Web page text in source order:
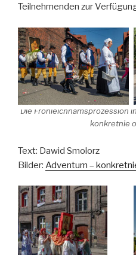
Teilnehmenden zur
Die Fronleichnamsprozession
konkretnie
Text: Dawid Smolorz
Bilder: Adventum –